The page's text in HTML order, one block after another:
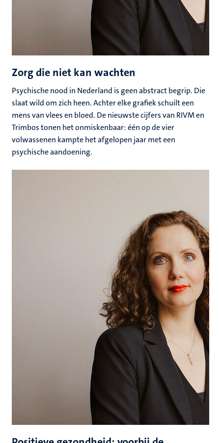
Zorg die niet kan wachten
Psychische nood in Nederland is geen abstract begrip. Die
slaat wild om zich heen. Achter elke grafiek schuilt een
mens van vlees en bloed. De nieuwste cijfers van RIVM en
Trimbos tonen het onmiskenbaar: één op de vier
volwassenen kampte het afgelopen jaar met een
psychische aandoening.